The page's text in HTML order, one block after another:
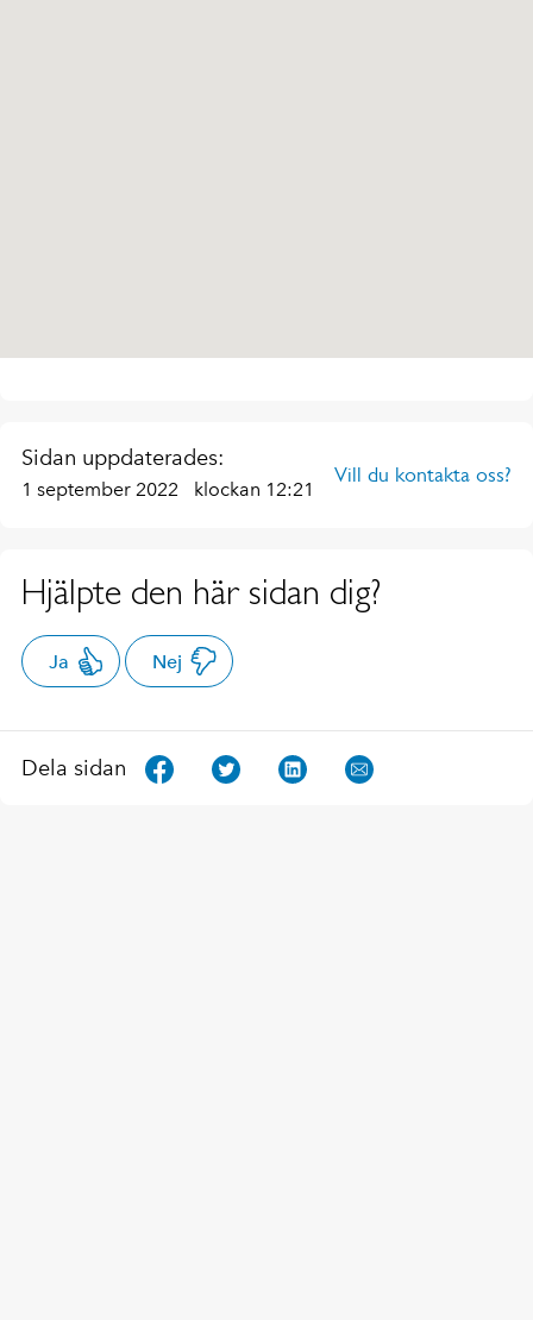
Sidan uppdaterades:
1 september 2022 klockan 12:21
Vill du kontakta oss?
Hjälpte den här sidan dig?
Ja Nej
Dela sidan